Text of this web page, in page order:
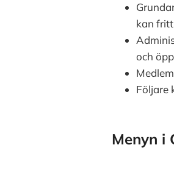
kan
och
Följare
Menyn i